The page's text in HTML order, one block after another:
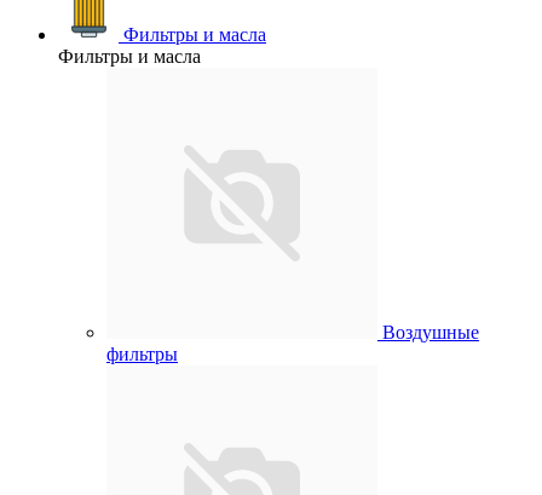
Фильтры и масла
Фильтры и масла
Воздушные
фильтры